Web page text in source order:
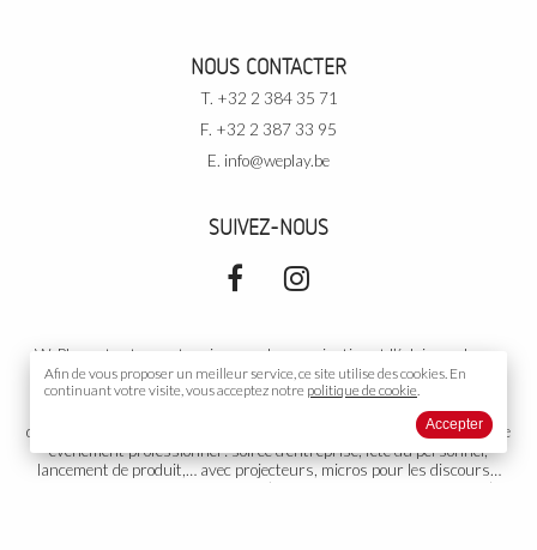
NOUS CONTACTER
T. +32 2 384 35 71
F. +32 2 387 33 95
E. info@weplay.be
SUIVEZ-NOUS
WePlay est votre partenaire pour la sonorisation et l’éclairage de vos
événements. Pour vosévénements privés: soirée de rallye, cours de
danse, votre mariage, un cocktail, un gala, un anniversaire, une
conférence, une exposition,… avec DJ, podiums, piste de danse,
décoration… Dans une salle, sous tente, ou partout ailleurs. Pour votre
événement professionnel: soirée d’entreprise, fête du personnel,
lancement de produit,… avec projecteurs, micros pour les discours…
: concert (musicien, orchestre, chanteur…),
Afin de vous proposer un meilleur service, ce site utilise descookies. En
continuant votre visite, vous acceptez notre politique de cookie.
Accepter